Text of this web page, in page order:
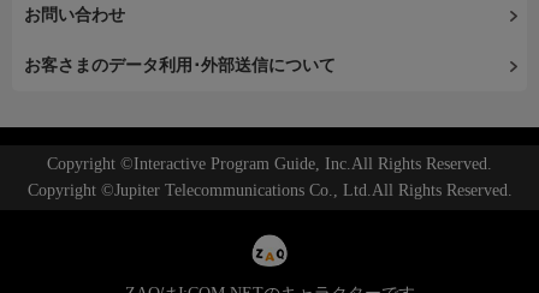
お問い合わせ
お客さまのデータ利用･外部送信について
Copyright ©Interactive Program Guide, Inc.All Rights Reserved.
Copyright ©Jupiter Telecommunications Co., Ltd.All Rights Reserved.